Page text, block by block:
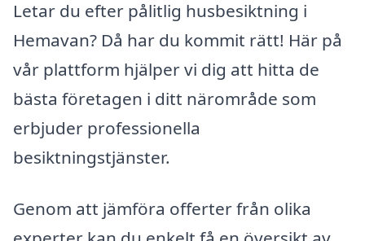
Letar du efter pålitlig husbesiktning i
Hemavan? Då har du kommit rätt! Här på
vår plattform hjälper vi dig att hitta de
bästa företagen i ditt närområde som
erbjuder professionella
besiktningstjänster.
Genom att jämföra offerter från olika